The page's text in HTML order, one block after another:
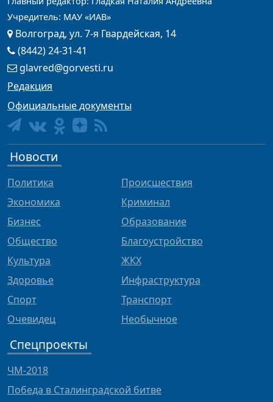
Учредитель: МАУ «ИАВ»
Волгоград, ул. 7-я Гвардейская, 14
(8442) 24-31-41
glavred@gorvesti.ru
Редакция
Официальные документы
Новости
Политика
Экономика
Бизнес
Общество
Культура
Здоровье
Спорт
Очевидец
Происшествия
Криминал
Образование
Благоустройство
ЖКХ
Инфраструктура
Транспорт
Необычное
Спецпроекты
ЧМ-2018
Победа в Сталинградской битве